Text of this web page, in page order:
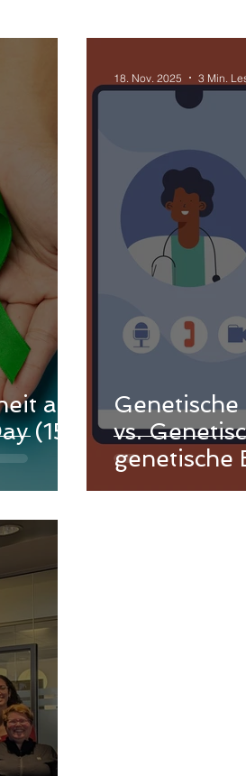
am
(15.
vs.
genetische
als Lösung
18. Nov. 2025 3 Min.